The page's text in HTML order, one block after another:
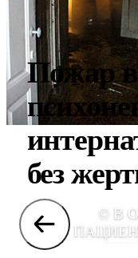
Пожар в
без
© В